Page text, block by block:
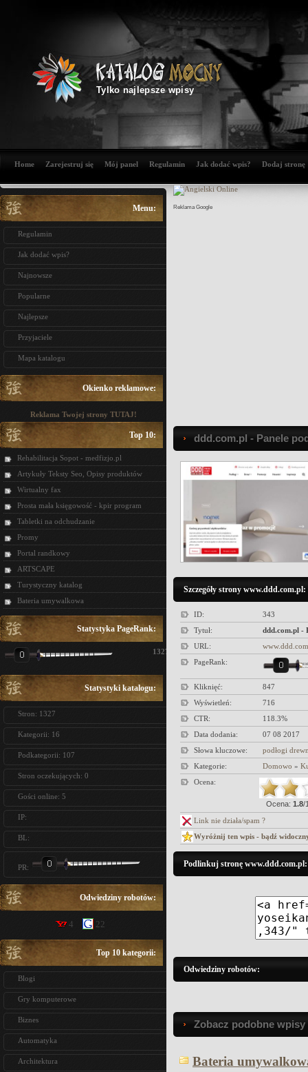
Tylko najlepsze wpisy
Home Zarejestruj się Mój panel Regulamin Jak dodać wpis? Dodaj stronę
Menu:
Regulamin
Jak dodać wpis?
Najnowsze
Popularne
Najlepsze
Przyjaciele
Mapa katalogu
Okienko reklamowe:
Reklama Twojej strony TUTAJ!
Top 10:
Rehabilitacja Sopot - medfizjo.pl
Artykuły Teksty Seo, Opisy produktów
Wirtualny fax
Prosta mała księgowość - kpir program
Tabletki na odchudzanie
Promy
Portal randkowy
ARTSCAPE
Turystyczny katalog
Bateria umywalkowa
Statystyka PageRank:
1327
Statystyki katalogu:
Stron: 1327
Kategorii: 16
Podkategorii: 107
Stron oczekujących: 0
Gości online: 5
IP:
BL:
PR:
Odwiedziny robotów:
4 22
Top 10 kategorii:
Blogi
Gry komputerowe
Biznes
Automatyka
Architektura
Reklama Google
ddd.com.pl - Panele
Szczegóły strony www.ddd.com.pl:
ID:
343
Tytuł:
ddd.com.pl -
URL:
PageRank:
Kliknięć:
847
Wyświetleń:
716
CTR:
118.3%
Data dodania:
07 08 2017
Słowa kluczowe:
podłogi
Kategorie:
Domowo »
Ocena:
Ocena: 1.8/
Link nie działa/spam ?
Wyróżnij ten wpis - bądź
Podlinkuj stronę www.ddd.com.pl:
Odwiedziny robotów:
Zobacz podobne
Bateria